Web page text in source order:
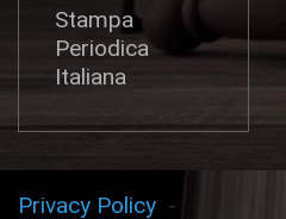
Stampa
Periodica
Italiana
Privacy Policy -